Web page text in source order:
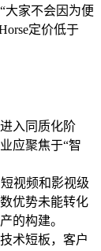
大家不会因为便
定价低于
入同质化阶
应聚焦于“智
短视频和影视级
优势未能转化
的构建。
术短板，客户